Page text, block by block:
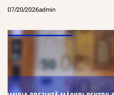
07/20/2026admin